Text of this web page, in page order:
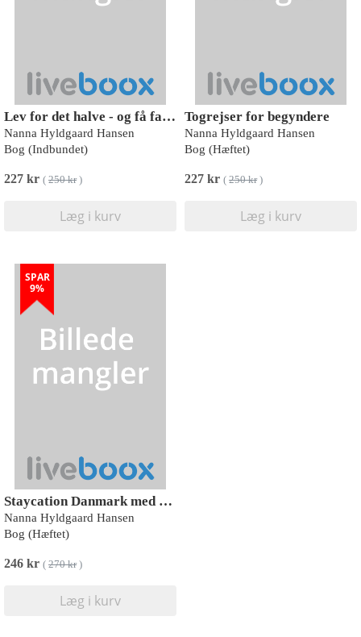
Lev for det halve - og få familieliv, forbrug og arbejde i balance
Nanna Hyldgaard Hansen
Bog (Indbundet)
227 kr ( 250 kr)
Læg i kurv
Togrejser for begyndere
Nanna Hyldgaard Hansen
Bog (Hæftet)
227 kr ( 250 kr)
Læg i kurv
SPAR
9%
Staycation Danmark med børn
Nanna Hyldgaard Hansen
Bog (Hæftet)
246 kr ( 270 kr)
Læg i kurv